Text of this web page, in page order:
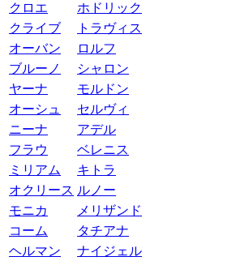
クロエ
ホドリック
クライブ
トラヴィス
オーバン
ロルフ
ブルーノ
シャロン
ヤーナ
モルドン
オーシュ
セルヴィ
ニーナ
アデル
フラウ
ベレニス
ミリアム
キトラ
オクリース ルノー
モニカ
メリザンド
コーム
タチアナ
ヘルマン
ナイジェル